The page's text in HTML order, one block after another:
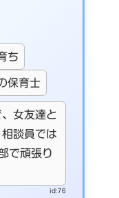
ち
保育士
女友達と
談員では
で頑張り
id:76